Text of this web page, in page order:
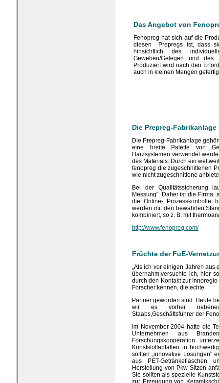
Das Angebot von
Fenopreg hat sich auf die
diesen Prepregs ist, dass
hinsichtlich des
Geweben/Gelegen und des
Produziert wird nach den
auch in kleinen Mengen
Die Prepreg-Fabrikanlage
Die Prepreg-Fabrikanlage
eine breite Palette von
Harzsystemen verwendet
des Materials: Durch ein
fenopreg die zugeschnittenen
wie nicht zugeschnittene
Bei der Qualitätssicherung
Messung". Daher ist die Firma
die Online- Prozesskontrolle
werden mit den bewährten
kombiniert, so z. B. mit
http://www.fenopreg.com/
Früchte der FuE-
„Als ich vor einigen Jahren
übernahm,versuchte ich, hier
durch den Kontakt zur
Forscher kennen, die echte
Partner geworden sind. Heute
wir es vorher
Staabs,Geschäftsführer der
Im November 2004 hatte die
Unternehmen aus
Forschungskooperation
Kunststoffabfällen in
sollten „innovative Lösungen"
aus PET-Getränkeflaschen
Herstellung von Pkw-Sitzen
Sie sollten als spezielle
zur Erzeugung von